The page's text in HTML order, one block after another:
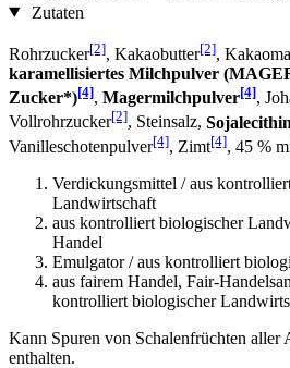
Zutaten
Rohrzucker[2], Kakaobutter[2],
karamellisiertes Milchpulver
Zucker*)[4], Magermilchpulver[4],
Vollrohrzucker[2], Steinsalz,
Vanilleschotenpulver[4], Zimt[4], 45 %
Verdickungsmittel / aus
Landwirtschaft
aus kontrolliert biologischer
Handel
Emulgator / aus kontrolliert
aus fairem Handel, Fair-
kontrolliert biologischer
Kann Spuren von Schalenfrüchten aller
enthalten.